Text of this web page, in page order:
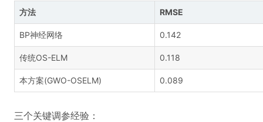
方法 RMSE
BP神经网络 0.142
传统OS-ELM 0.118
本方案(GWO-OSELM) 0.089
三个关键调参经验：